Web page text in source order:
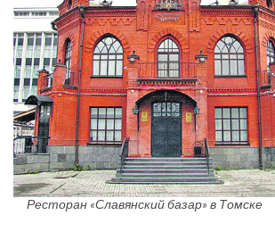
Ресторан «Славянский базар» в Томске